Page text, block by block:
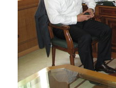
2011
2010
2006